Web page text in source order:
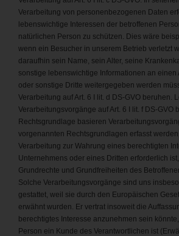
Verarbeitung von personenbezogenen Daten
lebenswichtige Interessen der betroffenen
natürlichen Person zu schützen. Dies wäre
wenn ein Besucher in unserem Betrieb verletzt
daraufhin sein Name, sein Alter, seine
sonstige lebenswichtige Informationen an einen
oder sonstige Dritte weitergegeben werden
Verarbeitung auf Art. 6 I lit. d DS-GVO beruhen.
Verarbeitungsvorgänge auf Art. 6 I lit. f DS-GVO
Rechtsgrundlage basieren
vorgenannten Rechtsgrundlagen erfasst
Verarbeitung zur Wahrung eines berechtigten
Unternehmens oder eines Dritten erforderlich
Grundrechte und Grundfreiheiten des
Solche Verarbeitungsvorgänge sind uns
gestattet, weil sie durch den Europäischen
erwähnt wurden. Er vertrat insoweit die
berechtigtes Interesse anzunehmen sein
Person ein Kunde des Verantwortlichen ist